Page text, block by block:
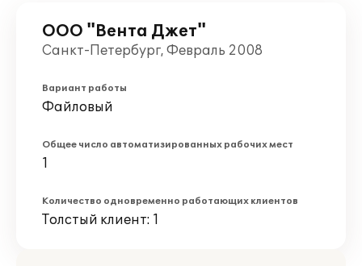
ООО "Вента Джет"
Санкт-Петербург, Февраль 2008
Вариант работы
Файловый
Общее число автоматизированных рабочих мест
1
Количество одновременно работающих клиентов
Толстый клиент: 1